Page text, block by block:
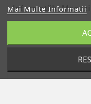
Informatiile
Mai Multe Informatii